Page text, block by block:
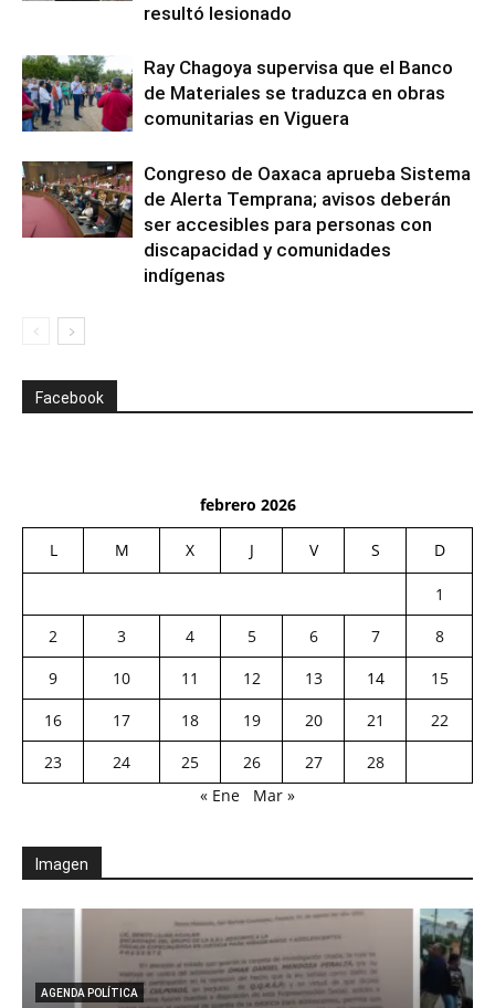
resultó lesionado
Ray Chagoya supervisa que el Banco
de Materiales se traduzca en obras
comunitarias en Viguera
Congreso de Oaxaca aprueba Sistema
de Alerta Temprana; avisos deberán
ser accesibles para personas con
discapacidad y comunidades
indígenas
Facebook
febrero 2026
L M X J V S D
1
2
3 4 5 6 7
8
9
10 11 12 13 14
15
16
17 18 19 20 21
22
23
24 25 26 27
28
« Ene
Mar »
Imagen
AGENDA POLÍTICA